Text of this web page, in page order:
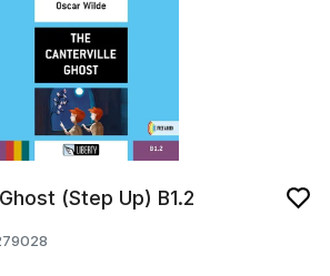
(Step Up) B1.2